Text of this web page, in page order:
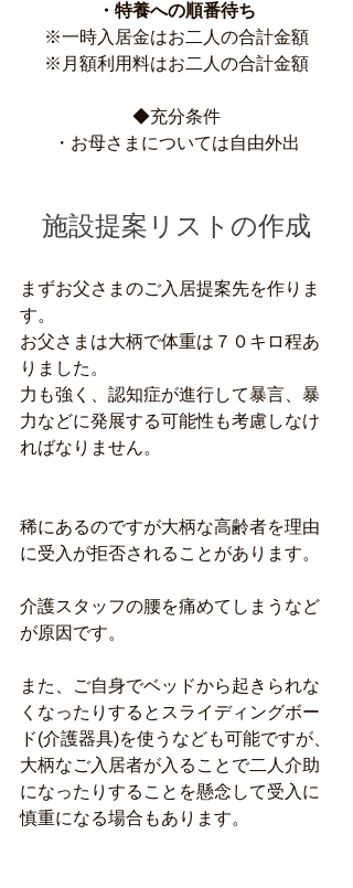
・特養への順番待ち
※一時入居金はお二人の合計金額
※月額利用料はお二人の合計金額
◆充分条件
・お母さまについては自由外出
施設提案リストの作成
まずお父さまのご入居提案先を作りま
す。
お父さまは大柄で体重は７０キロ程あ
りました。
力も強く、認知症が進行して暴言、暴
力などに発展する可能性も考慮しなけ
ればなりません。
稀にあるのですが大柄な高齢者を理由
に受入が拒否されることがあります。
介護スタッフの腰を痛めてしまうなど
が原因です。
また、ご自身でベッドから起きられな
くなったりするとスライディングボー
ド(介護器具)を使うなども可能ですが、
大柄なご入居者が入ることで二人介助
になったりすることを懸念して受入に
慎重になる場合もあります。